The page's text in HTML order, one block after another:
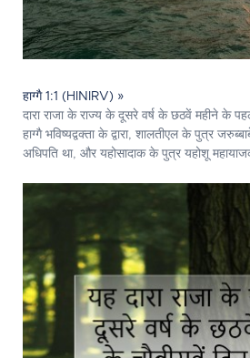
हाग्गै 1:1 (HINIRV) »
दारा राजा के राज्य के दूसरे वर्ष के छठवें महीने के
हाग्गै भविष्यद्वक्ता के द्वारा, शालतीएल के पुत्र
अधिपति था, और यहोसादाक के पुत्र यहोशू